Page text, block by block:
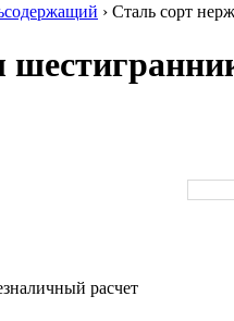
конструкционный
› Сталь сорт
расчет